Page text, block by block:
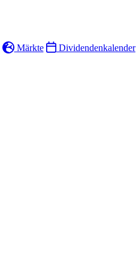
Märkte Dividendenkalender